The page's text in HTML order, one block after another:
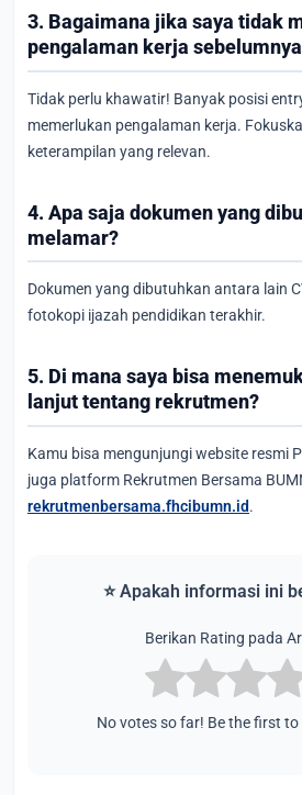
3. Bagaimana jika saya tidak
pengalaman kerja
Tidak perlu khawatir! Banyak posisi
memerlukan pengalaman kerja.
keterampilan yang relevan.
4. Apa saja dokumen yang
melamar?
Dokumen yang dibutuhkan antara lain
fotokopi ijazah pendidikan terakhir.
5. Di mana saya bisa
lanjut tentang rekrutmen?
Kamu bisa mengunjungi website resmi
juga platform Rekrutmen Bersama
rekrutmenbersama.fhcibumn.id.
⭐ Apakah informasi ini
Berikan Rating pada
No votes so far! Be the first